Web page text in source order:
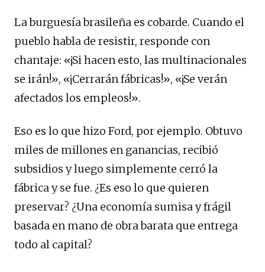
La burguesía brasileña es cobarde. Cuando el
pueblo habla de resistir, responde con
chantaje: «¡Si hacen esto, las multinacionales
se irán!», «¡Cerrarán fábricas!», «¡Se verán
afectados los empleos!».
Eso es lo que hizo Ford, por ejemplo. Obtuvo
miles de millones en ganancias, recibió
subsidios y luego simplemente cerró la
fábrica y se fue. ¿Es eso lo que quieren
preservar? ¿Una economía sumisa y frágil
basada en mano de obra barata que entrega
todo al capital?